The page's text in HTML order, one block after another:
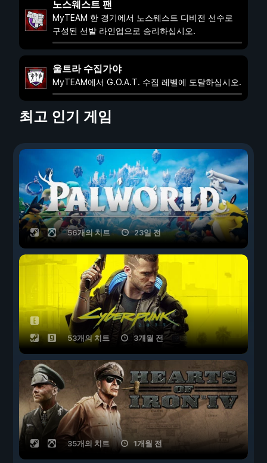
노스웨스트 팬
MyTEAM 한 경기에서 노스웨스트 디비전 선수로
구성된 선발 라인업으로 승리하십시오.
울트라 수집가야
MyTEAM에서 G.O.A.T. 수집 레벨에 도달하십시오.
최고 인기 게임
56개의 치트 23일 전
53개의 치트 3개월 전
35개의 치트 1개월 전